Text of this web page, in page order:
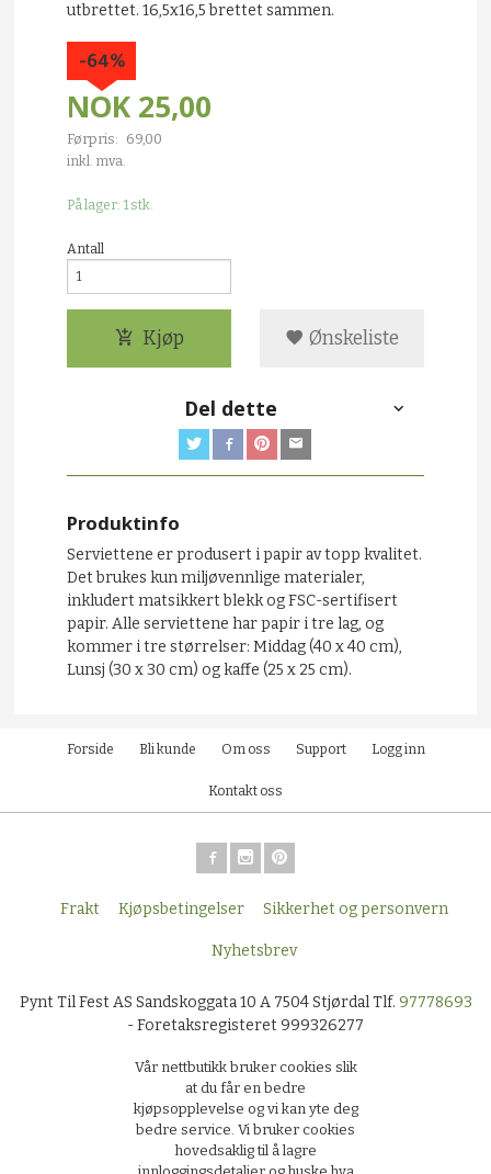
utbrettet. 16,5x16,5 brettet sammen.
NOK 25,00
Førpris: 69,00
Rabatt
-64%
inkl. mva.
På lager: 1 stk.
Antall
Kjøp Ønskeliste
Del dette
Produktinfo
Serviettene er produsert i papir av topp kvalitet.
Det brukes kun miljøvennlige materialer,
inkludert matsikkert blekk og FSC-sertifisert
papir. Alle serviettene har papir i tre lag, og
kommer i tre størrelser: Middag (40 x 40 cm),
Lunsj (30 x 30 cm) og kaffe (25 x 25 cm).
Forside Bli kunde Om oss Support Logg inn
Kontakt oss
Frakt Kjøpsbetingelser Sikkerhet og personvern
Nyhetsbrev
Pynt Til Fest AS Sandskoggata 10 A 7504 Stjørdal Tlf. 97778693
- Foretaksregisteret 999326277
Vår nettbutikk bruker cookies slik
at du får en bedre
kjøpsopplevelse og vi kan yte deg
bedre service. Vi bruker cookies
hovedsaklig til å lagre